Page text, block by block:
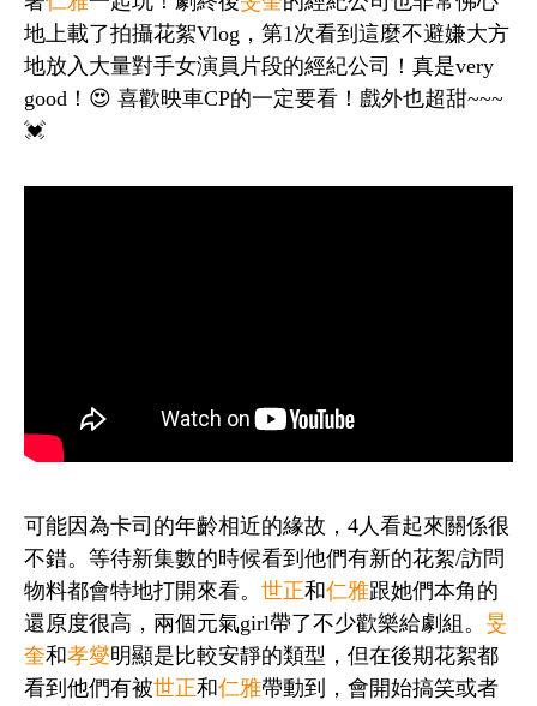
地上載了拍攝花絮Vlog，第1次看到這麼不避嫌大方
地放入大量對手女演員片段的經紀公司！真是very
good！😍 喜歡映車CP的一定要看！戲外也超甜~~~
💓
可能因為卡司的年齡相近的緣故，4人看起來關係很
不錯。等待新集數的時候看到他們有新的花絮/訪問
物料都會特地打開來看。 世正和仁雅跟她們本角的
還原度很高，兩個元氣girl帶了不少歡樂給劇組。 旻
奎和孝燮明顯是比較安靜的類型，但在後期花絮都
看到他們有被世正和仁雅帶動到，會開始搞笑或者